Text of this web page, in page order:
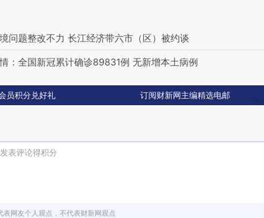
问题整改不力 长江经济带六市（区）被约谈
：全国新冠累计确诊89831例 无新增本土病例
员积分兑好礼 订阅财新网主编精选电邮
表评论得积分
表网友个人观点，不代表财新网观点